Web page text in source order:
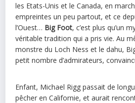
les Etats-Unis et le Canada, en
empreintes un peu partout, et ce
l’Ouest… Big Foot, c’est plus qu’un
véritable tradition qui a pris vie. Au
monstre du Loch Ness et le dahu,
petit nombre d’admirateurs,
Enfant, Michael Rigg passait de
pêcher en Californie, et aurait